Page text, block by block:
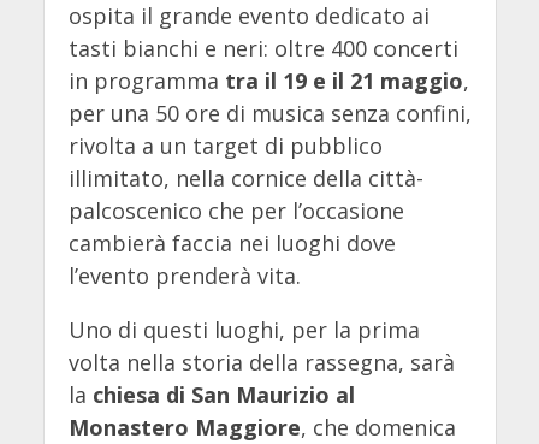
ospita il grande evento dedicato ai
tasti bianchi e neri: oltre 400 concerti
in programma tra il 19 e il 21 maggio,
per una 50 ore di musica senza confini,
rivolta a un target di pubblico
illimitato, nella cornice della città-
palcoscenico che per l’occasione
cambierà faccia nei luoghi dove
l’evento prenderà vita.
Uno di questi luoghi, per la prima
volta nella storia della rassegna, sarà
la chiesa di San Maurizio al
Monastero Maggiore, che domenica